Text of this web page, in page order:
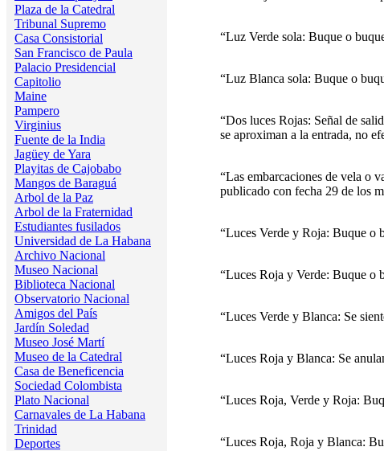
Plaza de la Catedral
Tribunal Supremo
Casa Consistorial
San Francisco de Paula
Palacio Presidencial
Capitolio
Maine
Pampero
Virginius
Fuente de la India
Jagüey de Yara
Playitas de Cajobabo
Mangos de Baraguá
Arbol de la Paz
Arbol de la Fraternidad
Estudiantes fusilados
Universidad de La Habana
Archivo Nacional
Museo Nacional
Biblioteca Nacional
Observatorio Nacional
Amigos del País
Jardín Soledad
Museo José Martí
Museo de la Catedral
Casa de Beneficencia
Sociedad Colombista
Plato Nacional
Carnavales de La Habana
Trinidad
Deportes
“Luz Verde sola: Buque o
“Luz Blanca sola: Buque o
“Dos luces Rojas: Señal de
se aproximan a la entrada, no
“Las embarcaciones de vela o
publicado con fecha 29 de los
“Luces Verde y Roja: Buque o
“Luces Roja y Verde: Buque o
“Luces Verde y Blanca: Se
“Luces Roja y Blanca: Se
“Luces Roja, Verde y Roja:
“Luces Roja, Roja y Blanca: